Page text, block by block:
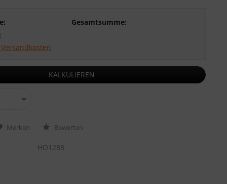
Gesamtsumme:
KALKULIEREN
Merken Bewerten
HO1288